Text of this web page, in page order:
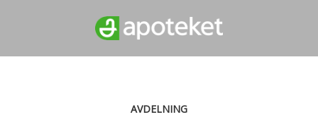
AVDELNING